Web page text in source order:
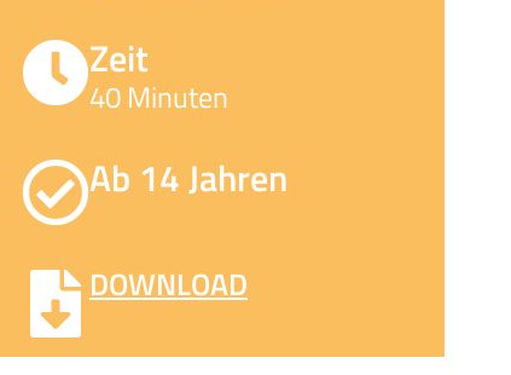
Zeit
40 Minuten
Ab 14 Jahren
DOWNLOAD